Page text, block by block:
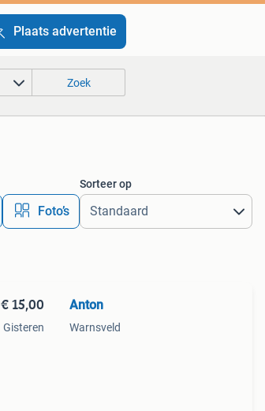
Plaats advertentie
Zoek
Foto’s
Sorteer op
€ 15,00
Gisteren
Anton
Warnsveld